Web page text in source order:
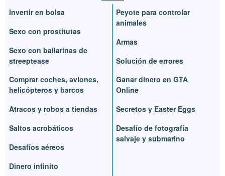
Invertir en bolsa
Sexo con prostitutas
Sexo con bailarinas de
streeptease
Comprar coches, aviones,
helicópteros y barcos
Atracos y robos a tiendas
Saltos acrobáticos
Desafíos aéreos
Dinero infinito
Peyote para controlar
animales
Armas
Solución de errores
Ganar dinero en GTA
Online
Secretos y Easter Eggs
Desafío de fotografía
salvaje y submarino